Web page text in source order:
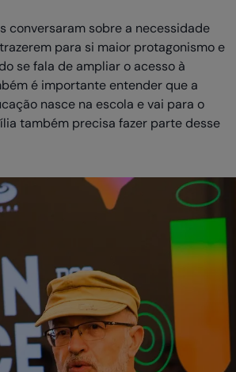
conversaram sobre a necessidade
para si maior protagonismo e
se fala de ampliar o acesso à
é importante entender que a
nasce na escola e vai para o
também precisa fazer parte desse